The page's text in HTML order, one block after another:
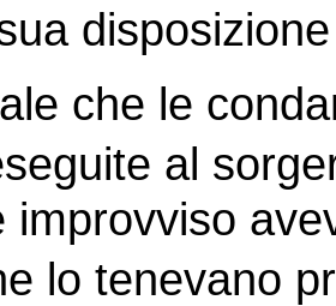
che le
al
improvviso
lo tenevano